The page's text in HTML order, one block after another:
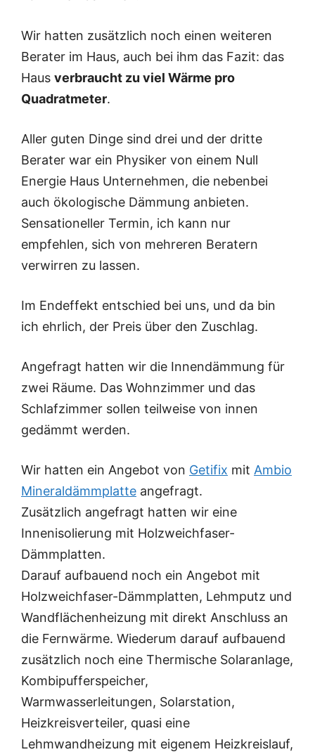
Wir hatten zusätzlich noch einen weiteren
Berater im Haus, auch bei ihm das Fazit: das
Haus verbraucht zu viel Wärme pro
Quadratmeter.
Aller guten Dinge sind drei und der dritte
Berater war ein Physiker von einem Null
Energie Haus Unternehmen, die nebenbei
auch ökologische Dämmung anbieten.
Sensationeller Termin, ich kann nur
empfehlen, sich von mehreren Beratern
verwirren zu lassen.
Im Endeffekt entschied bei uns, und da bin
ich ehrlich, der Preis über den Zuschlag.
Angefragt hatten wir die Innendämmung für
zwei Räume. Das Wohnzimmer und das
Schlafzimmer sollen teilweise von innen
gedämmt werden.
Wir hatten ein Angebot von Getifix mit Ambio
Mineraldämmplatte angefragt.
Zusätzlich angefragt hatten wir eine
Innenisolierung mit Holzweichfaser-
Dämmplatten.
Darauf aufbauend noch ein Angebot mit
Holzweichfaser-Dämmplatten, Lehmputz und
Wandflächenheizung mit direkt Anschluss an
die Fernwärme. Wiederum darauf aufbauend
zusätzlich noch eine Thermische Solaranlage,
Kombipufferspeicher,
Warmwasserleitungen, Solarstation,
Heizkreisverteiler, quasi eine
Lehmwandheizung mit eigenem Heizkreislauf,